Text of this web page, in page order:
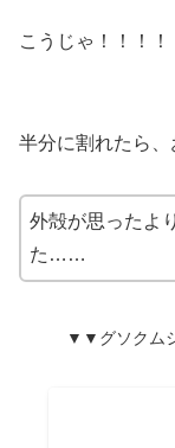
こうじゃ！！！！
半分に割れたら、
外殻が思ったよ
た……
▼▼グソクム